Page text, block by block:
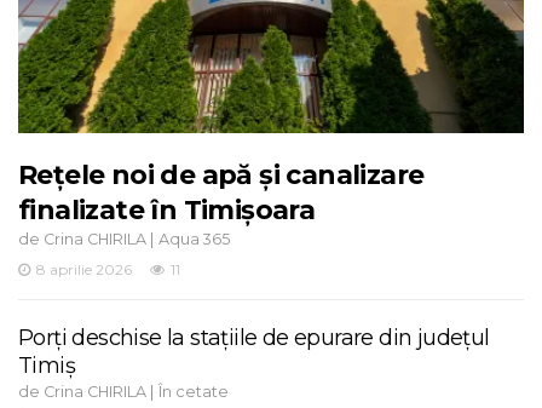
Rețele noi de apă și canalizare
finalizate în Timișoara
de Crina CHIRILA | Aqua 365
8 aprilie 2026
11
Porți deschise la stațiile de epurare din județul
Timiș
de Crina CHIRILA | În cetate